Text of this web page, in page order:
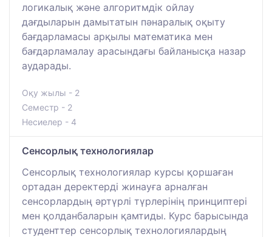
логикалық және алгоритмдік ойлау
дағдыларын дамытатын пәнаралық оқыту
бағдарламасы арқылы математика мен
бағдарламалау арасындағы байланысқа назар
аударады.
Оқу жылы - 2
Семестр - 2
Несиелер - 4
Сенсорлық технологиялар
Сенсорлық технологиялар курсы қоршаған
ортадан деректерді жинауға арналған
сенсорлардың әртүрлі түрлерінің принциптері
мен қолданбаларын қамтиды. Курс барысында
студенттер сенсорлық технологиялардың